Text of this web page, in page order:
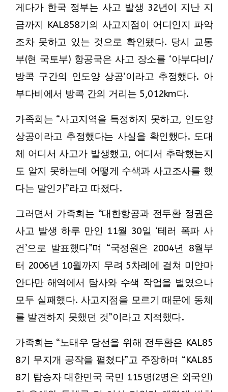
게다가 한국 정부는 사고 발생 32년이 지난 지
금까지 KAL858기의 사고지점이 어디인지 파악
조차 못하고 있는 것으로 확인됐다. 당시 교통
부(현 국토부) 항공국은 사고 장소를 ‘아부다비/
방콕 구간의 인도양 상공’이라고 추정했다. 아
부다비에서 방콕 간의 거리는 5,012km다.
가족회는 “사고지역을 특정하지 못하고, 인도양
상공이라고 추정했다는 사실을 확인했다. 도대
체 어디서 사고가 발생했고, 어디서 추락했는지
도 알지 못하는데 어떻게 수색과 사고조사를 했
다는 말인가”라고 따졌다.
그러면서 가족회는 “대한항공과 전두환 정권은
사고 발생 하루 만인 11월 30일 ‘테러 폭파 사
건’으로 발표했다”며 “국정원은 2004년 8월부
터 2006년 10월까지 무려 5차례에 걸쳐 미얀마
안다만 해역에서 탐사와 수색 작업을 벌였으나
모두 실패했다. 사고지점을 모르기 때문에 동체
를 발견하지 못했던 것”이라고 지적했다.
가족회는 “노태우 당선을 위해 전두환은 KAL85
8기 무지개 공작을 펼쳤다”고 주장하며 “KAL85
8기 탑승자 대한민국 국민 115명(2명은 외국인)